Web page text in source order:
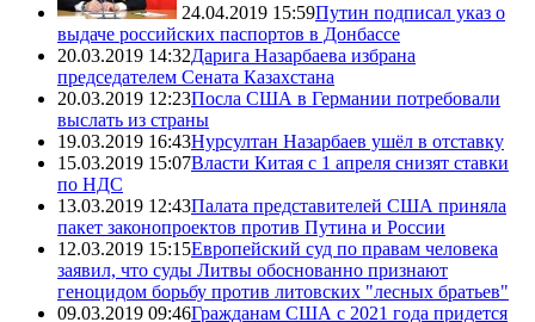
24.04.2019 15:59Путин подписал указ о
выдаче российских паспортов в Донбассе
20.03.2019 14:32Дарига Назарбаева избрана
председателем Сената Казахстана
20.03.2019 12:23Посла США в Германии потребовали
выслать из страны
19.03.2019 16:43Нурсултан Назарбаев ушёл в отставку
15.03.2019 15:07Власти Китая с 1 апреля снизят ставки
по НДС
13.03.2019 12:43Палата представителей США приняла
пакет законопроектов против Путина и России
12.03.2019 15:15Европейский суд по правам человека
заявил, что суды Литвы обоснованно признают
геноцидом борьбу против литовских "лесных братьев"
09.03.2019 09:46Гражданам США с 2021 года придется